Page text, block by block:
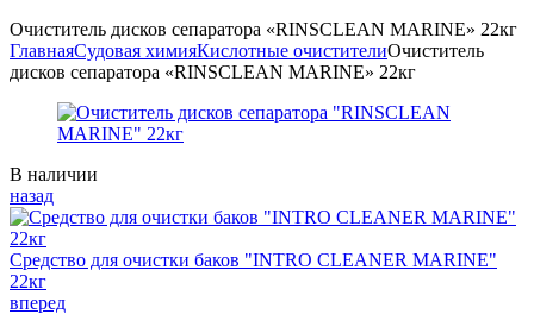
Очиститель дисков сепаратора «RINSCLEAN MARINE» 22кг
ГлавнаяСудовая химияКислотные очистителиОчиститель
дисков сепаратора «RINSCLEAN MARINE» 22кг
Availability:
В наличии
назад
Средство для очистки баков "INTRO CLEANER MARINE"
22кг
вперед